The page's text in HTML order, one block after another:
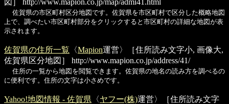
図］
http://www.mapion.co.jp/map/admi41.html
佐賀県の市区町村区分地図です。佐賀県を市区町村で区分した概略地図
上で、調べたい市区町村部分をクリックすると市区町村の詳細な地図が表
示されます。
佐賀県の住所一覧 〈Mapion運営〉［住所読み文字小, 画像大,
佐賀県区分地図］
http://www.mapion.co.jp/address/41/
住所の一覧から地図を閲覧できます。佐賀県の地名の読み方を調べるの
に便利です。住所の文字は小さめです。
Yahoo!地図情報 - 佐賀県 〈ヤフー(株)運営〉［住所読み文字